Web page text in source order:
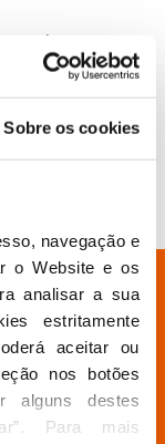
Sobre os cookies
navegação e
o Website e os
analisar a sua
estritamente
aceitar ou
nos botões
alguns destes
Para mais